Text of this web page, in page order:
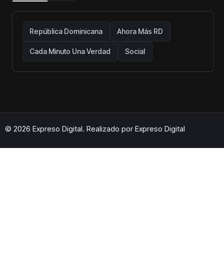
República Dominicana Ahora Más RD
Cada Minuto Una Verdad Social
© 2026 Expreso Digital. Realizado por Expreso Digital